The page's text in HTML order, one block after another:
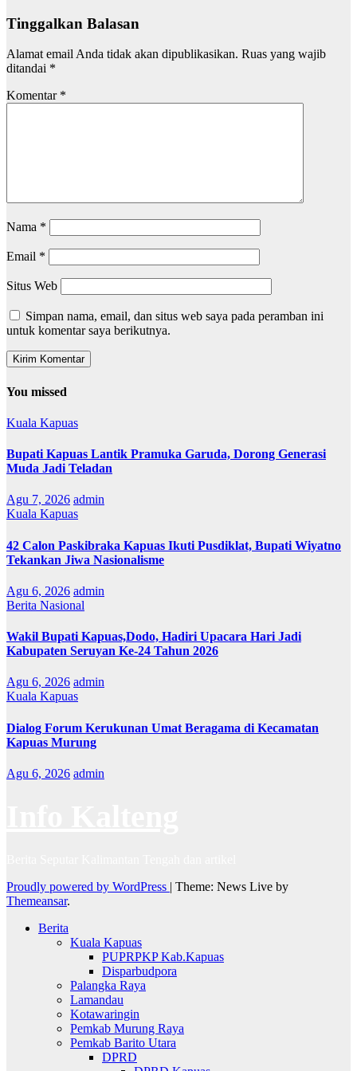
Tinggalkan Balasan
Alamat email Anda tidak akan dipublikasikan. Ruas yang wajib
ditandai *
Komentar *
Nama *
Email *
Situs Web
Simpan nama, email, dan situs web saya pada peramban ini
untuk komentar saya berikutnya.
You missed
Kuala Kapuas
Bupati Kapuas Lantik Pramuka Garuda, Dorong Generasi
Muda Jadi Teladan
Agu 7, 2026 admin
Kuala Kapuas
42 Calon Paskibraka Kapuas Ikuti Pusdiklat, Bupati Wiyatno
Tekankan Jiwa Nasionalisme
Agu 6, 2026 admin
Berita Nasional
Wakil Bupati Kapuas,Dodo, Hadiri Upacara Hari Jadi
Kabupaten Seruyan Ke-24 Tahun 2026
Agu 6, 2026 admin
Kuala Kapuas
Dialog Forum Kerukunan Umat Beragama di Kecamatan
Kapuas Murung
Agu 6, 2026 admin
Proudly powered by WordPress | Theme: News Live by
Themeansar.
Berita
Kuala Kapuas
PUPRPKP Kab.Kapuas
Disparbudpora
Palangka Raya
Lamandau
Kotawaringin
Pemkab Murung Raya
Pemkab Barito Utara
DPRD